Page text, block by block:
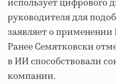
использует цифрового
руководителя для
заявляет о применении
Ранее Семятковски
в ИИ способствовали
компании.